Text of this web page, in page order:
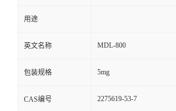
用途
英文名称 MDL-800
包装规格 5mg
CAS编号 2275619-53-7